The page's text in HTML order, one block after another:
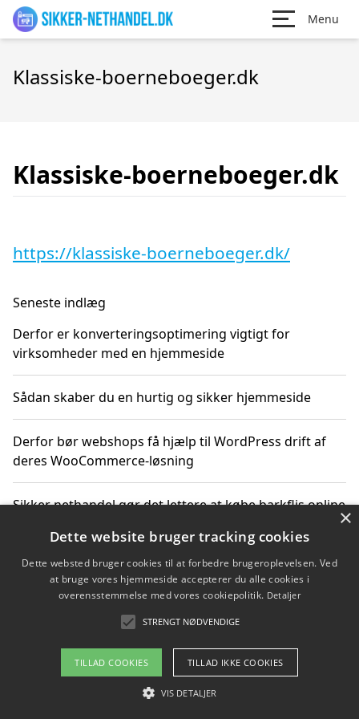
Menu
Klassiske-boerneboeger.dk
Klassiske-boerneboeger.dk
https://klassiske-boerneboeger.dk/
Seneste indlæg
Derfor er konverteringsoptimering vigtigt for
virksomheder med en hjemmeside
Sådan skaber du en hurtig og sikker hjemmeside
Derfor bør webshops få hjælp til WordPress drift af
deres WooCommerce-løsning
Sikker nethandel gør det lettere at købe barkflis online
Ting du bør vide før du vælger webbureau i Aarhus
Copyright 2026 - Pilanto Aps
Om / kontakt
Blog Betingelser
×
Dette website bruger tracking cookies
Dette websted bruger cookies til at forbedre brugeroplevelsen. Ved
at bruge vores hjemmeside accepterer du alle cookies i
overensstemmelse med vores cookiepolitik. Detaljer
STRENGT NØDVENDIGE
TILLAD COOKIES TILLAD IKKE COOKIES
VIS DETALJER